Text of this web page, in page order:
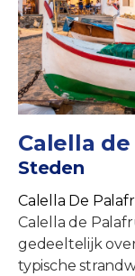
Calella
Steden
Calella De
Calella de
gedeeltelijk
typische